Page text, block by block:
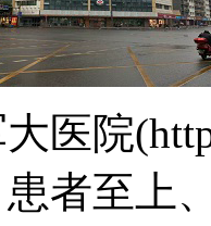
医院
者至上